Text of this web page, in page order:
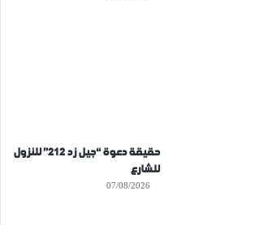
حقيقة دعوة “جيل زد 212” للنزول
للشارع
07/08/2026